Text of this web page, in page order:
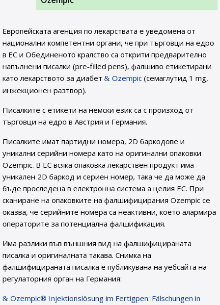
Европейската агенция по лекарствата е уведомена от
национални компетентни органи, че при търговци на едро
в ЕС и Обединеното кралство са открити предварително
напълнени писалки (pre-filled pens), фалшиво етикетирани
като лекарството за диабет
Ozempic (семаглутид 1 mg,
инжекционен разтвор).
Писалките с етикети на немски език са с произход от
търговци на едро в Австрия и Германия.
Писалките имат партидни номера, 2D баркодове и
уникални серийни номера като на оригинални опаковки
Ozempic. В ЕС всяка опаковка лекарствен продукт има
уникален 2D баркод и сериен номер, така че да може да
бъде проследена в електронна система а целия ЕС. При
сканиране на опаковките на фалшифицирания Ozempic се
оказва, че серийните номера са неактивни, което алармира
операторите за потенциална фалшификация.
Има разлики във външния вид на фалшифицираната
писалка и оригиналната такава. Снимка на
фалшифицираната писалка е публикувана на уебсайта на
регулаторния орган на Германия:
Ozempic® Injektionslösung im Fertigpen: Fälschungen in